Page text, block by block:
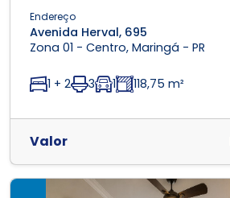
Endereço
Avenida Herval, 695
Zona 01 - Centro, Maringá - PR
1 + 2 3 1 118,75 m²
Valor